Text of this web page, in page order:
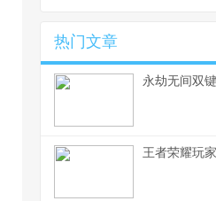
热门文章
永劫无间双
王者荣耀玩